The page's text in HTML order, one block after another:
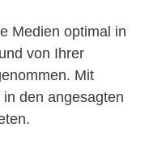
Medien optimal in
von Ihrer
Mit
den angesagten